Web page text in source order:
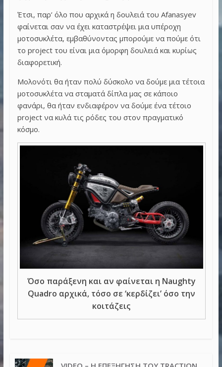
Έτσι, παρ’ όλο που αρχικά η δουλειά του Afanasyev
φαίνεται σαν να έχει καταστρέψει μια υπέροχη
μοτοσυκλέτα, εμβαθύνοντας μπορούμε να πούμε ότι
το project του είναι μια όμορφη δουλειά και κυρίως
διαφορετική.
Μολονότι θα ήταν πολύ δύσκολο να δούμε μια τέτοια
μοτοσυκλέτα να σταματά δίπλα μας σε κάποιο
φανάρι, θα ήταν ενδιαφέρον να δούμε ένα τέτοιο
project να κυλά τις ρόδες του στον πραγματικό
κόσμο.
Όσο παράξενη και αν φαίνεται η Naughty
Quadro αρχικά, τόσο σε ‘κερδίζει’ όσο την
κοιτάζεις